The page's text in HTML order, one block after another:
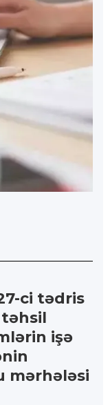
ci tədris
işə
mərhələsi